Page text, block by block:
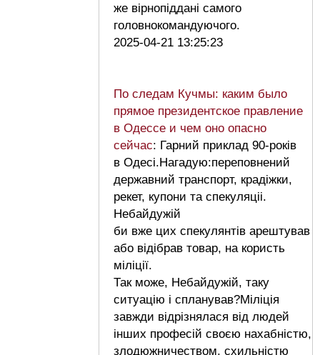
же вірнопіддані самого
головнокомандуючого.
2025-04-21 13:25:23
По следам Кучмы: каким было
прямое президентское правление
в Одессе и чем оно опасно
сейчас: Гарний приклад 90-років
в Одесі.Нагадую:переповнений
державний транспорт, крадіжки,
рекет, купони та спекуляціі.
Небайдужій
би вже цих спекулянтів арештував
або відібрав товар, на користь
міліції.
Так може, Небайдужій, таку
ситуацію і спланував?Міліція
завжди відрізнялася від людей
інших професій своєю нахабністю,
злодюжничеством, схильністю